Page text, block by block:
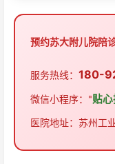
预约苏大附儿院陪
服务热线： 180-
微信小程序："贴
医院地址：苏州工